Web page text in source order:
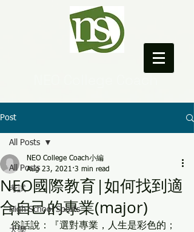
Post
All Posts
考試
High School Sports
大學
All Posts
NEO國際教育|如何找到適
合自己的專業(major)
NEO College Coach小編
Aug 23, 2021 3 min read
俗話說：『選對專業，人生是彩色的；